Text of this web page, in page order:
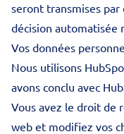
seront transmises
décision automatisée
Vos données
Nous utilisons
avons conclu avec
Vous avez le droit de
web et modifiez vos